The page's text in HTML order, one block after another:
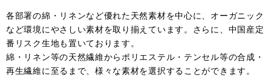
各部署の綿・リネンなど優れた天然素材を中⼼に、オーガニック
など環境にやさしい素材を取り揃えています。さらに、中国産定
番リスク⽣地も置いております。
綿・リネン等の天然繊維からポリエステル・テンセル等の合成・
再⽣繊維に⾄るまで、様々な素材を選択することができます。